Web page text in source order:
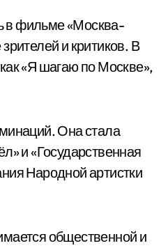
в фильме «Москва-
и критиков. В
«Я шагаю по Москве»,
Она стала
и «Государственная
Народной артистки
общественной и